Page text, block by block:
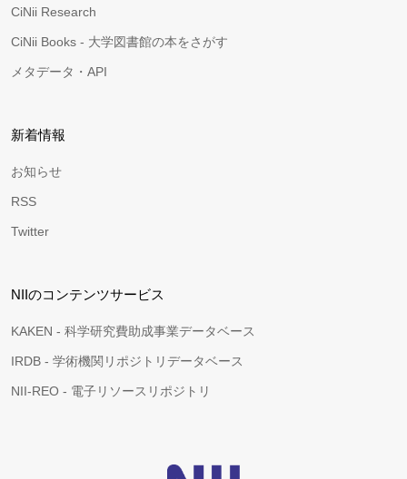
CiNii Research
CiNii Books - 大学図書館の本をさがす
メタデータ・API
新着情報
お知らせ
RSS
Twitter
NIIのコンテンツサービス
KAKEN - 科学研究費助成事業データベース
IRDB - 学術機関リポジトリデータベース
NII-REO - 電子リソースリポジトリ